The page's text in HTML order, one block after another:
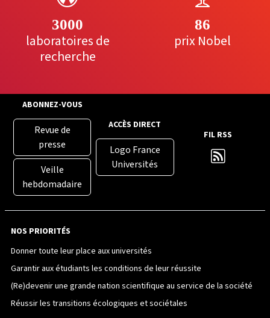
3000
laboratoires de
recherche
86
prix Nobel
ABONNEZ-VOUS
Revue de
presse
Veille
hebdomadaire
ACCÈS DIRECT
Logo France
Universités
FIL RSS
NOS PRIORITÉS
Donner toute leur place aux universités
Garantir aux étudiants les conditions de leur réussite
(Re)devenir une grande nation scientifique au service de la société
Réussir les transitions écologiques et sociétales